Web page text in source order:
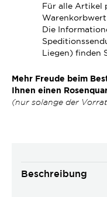
Für alle Artikel
Warenkorbwert
Die
Liegen) finden
Mehr Freude beim
Ihnen einen
(nur solange der
Beschreibung